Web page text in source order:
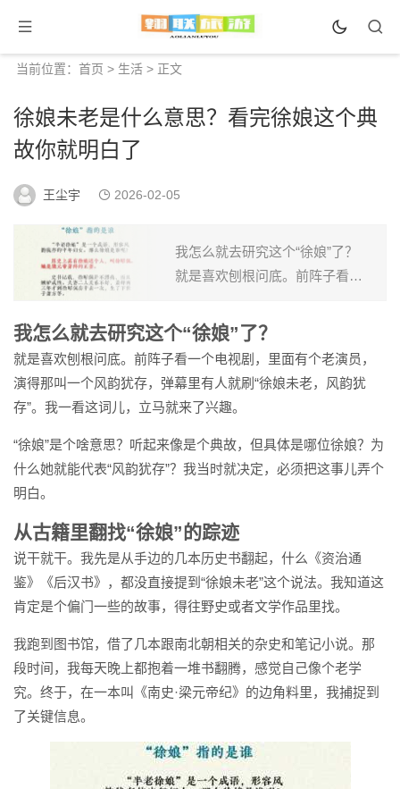
当前位置： 首页 > 生活 > 正文
徐娘未老是什么意思？看完徐娘这个典
故你就明白了
王尘宇 2026-02-05
我怎么就去研究这个“徐娘”了？
就是喜欢刨根问底。前阵子看一
得那叫一个风韵犹存，弹幕里有
我怎么就去研究这个“徐娘”了？
就是喜欢刨根问底。前阵子看一个电视剧，里面有个老演员，
演得那叫一个风韵犹存，弹幕里有人就刷“徐娘未老，风韵犹
存”。我一看这词儿，立马就来了兴趣。
“徐娘”是个啥意思？听起来像是个典故，但具体是哪位徐娘？为
什么她就能代表“风韵犹存”？我当时就决定，必须把这事儿弄个
明白。
从古籍里翻找“徐娘”的踪迹
说干就干。我先是从手边的几本历史书翻起，什么《资治通
鉴》《后汉书》，都没直接提到“徐娘未老”这个说法。我知道这
肯定是个偏门一些的故事，得往野史或者文学作品里找。
我跑到图书馆，借了几本跟南北朝相关的杂史和笔记小说。那
段时间，我每天晚上都抱着一堆书翻腾，感觉自己像个老学
究。终于，在一本叫《南史·梁元帝纪》的边角料里，我捕捉到
了关键信息。